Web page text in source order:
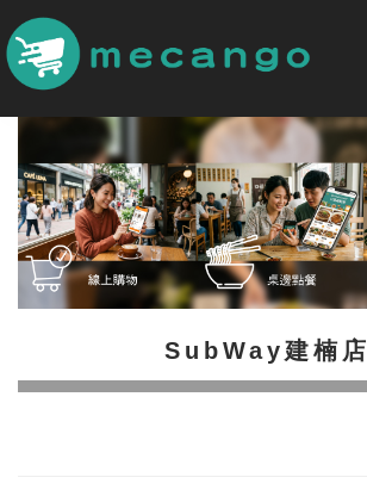
到
主
要
內
區
SubWay建楠店